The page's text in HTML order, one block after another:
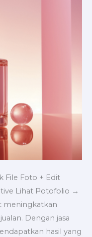
File Foto + Edit
Lihat Potofolio →
meningkatkan
Dengan jasa
hasil yang